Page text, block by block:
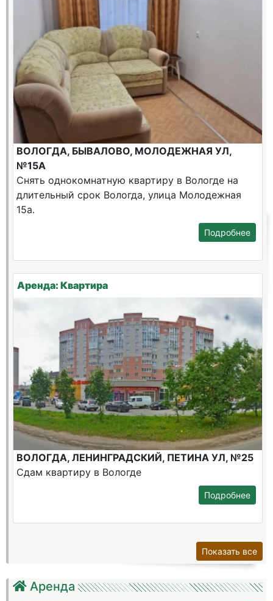
Аренда
ВОЛОГДА, БЫВАЛОВО, МОЛОДЕЖНАЯ УЛ,
№15А
Снять однокомнатную квартиру в Вологде на
длительный срок Вологда, улица Молодежная
15а.
Подробнее
Аренда: Квартира
ВОЛОГДА, ЛЕНИНГРАДСКИЙ, ПЕТИНА УЛ, №25
Сдам квартиру в Вологде
Подробнее
Показать все